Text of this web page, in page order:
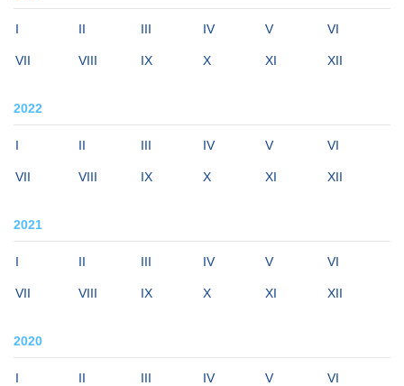
I II III IV V VI
VII VIII IX X XI XII
2022
I II III IV V VI
VII VIII IX X XI XII
2021
I II III IV V VI
VII VIII IX X XI XII
2020
I II III IV V VI